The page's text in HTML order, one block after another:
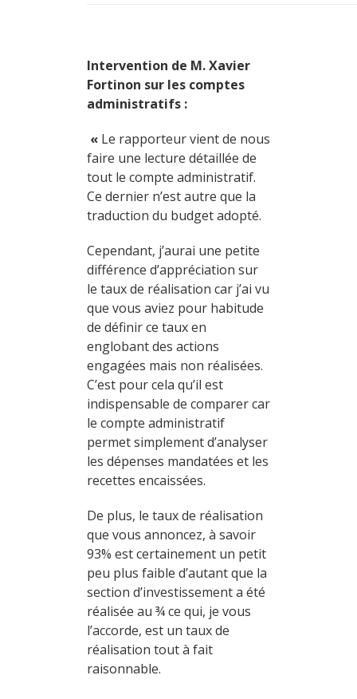
Intervention de M. Xavier
Fortinon sur les comptes
administratifs :
« Le rapporteur vient de nous
faire une lecture détaillée de
tout le compte administratif.
Ce dernier n’est autre que la
traduction du budget adopté.
Cependant, j’aurai une petite
différence d’appréciation sur
le taux de réalisation car j’ai vu
que vous aviez pour habitude
de définir ce taux en
englobant des actions
engagées mais non réalisées.
C’est pour cela qu’il est
indispensable de comparer car
le compte administratif
permet simplement d’analyser
les dépenses mandatées et les
recettes encaissées.
De plus, le taux de réalisation
que vous annoncez, à savoir
93% est certainement un petit
peu plus faible d’autant que la
section d’investissement a été
réalisée au ¾ ce qui, je vous
l’accorde, est un taux de
réalisation tout à fait
raisonnable.